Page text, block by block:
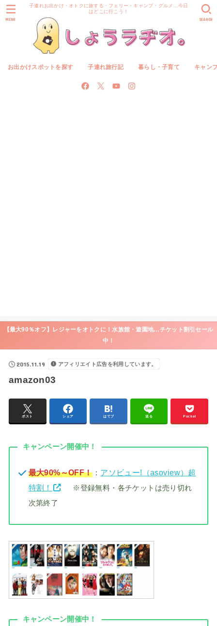
子連れお出かけ・オトクに旅する・フェリー・キャンプ・グルメ…今日
はどこに行こう！
お出かけスポットを探す 子連れ旅行記 暮らし・子育て キャン
SEARCH
MENU
【最大90％オフ】レジャーをオトクに！水族館・遊園地…チケット割引セール
中！
2015.11.19 アフィリエイト広告を利用しています。
amazon03
ポスト シェア はてブ 送る Pocket
キャンペーン開催中！
最大90%～OFF！： アソビュー!（asoview）超
特割！
※登録無料・各チケットは売り切れ
次第終了
キャンペーン開催中！